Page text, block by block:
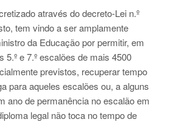
através do decreto-Lei n.º
tem vindo a ser amplamente
da Educação por permitir, em
5.º e 7.º escalões de mais 4500
previstos, recuperar tempo
para aqueles escalões ou, a alguns
ano de permanência no escalão em
legal não toca no tempo de